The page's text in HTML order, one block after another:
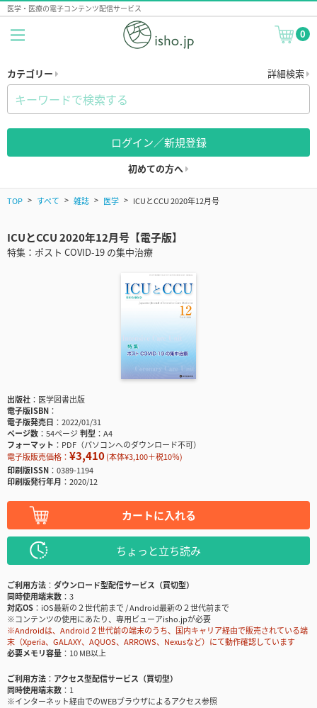
医学・医療の電子コンテンツ配信サービス
0
カテゴリー 詳細検索
ログイン／新規登録
初めての方へ
TOP すべて 雑誌 医学 ICUとCCU 2020年12月号
ICUとCCU 2020年12月号【電子版】
特集：ポスト COVID-19 の集中治療
出版社
医学図書出版
電子版ISBN
電子版発売日
2022/01/31
ページ数
54ページ判型
A4
フォーマット
PDF（パソコンへのダウンロード不可）
電子版販売価格： ¥3,410(本体¥3,100＋税10％)
印刷版ISSN
0389-1194
印刷版発行年月
2020/12
カートに入れる
ちょっと立ち読み
ご利用方法
ダウンロード型配信サービス（買切型）
同時使用端末数
3
対応OS
iOS最新の２世代前まで / Android最新の２世代前まで
※コンテンツの使用にあたり、専用ビューアisho.jpが必要
※Androidは、Android２世代前の端末のうち、国内キャリア経由で販売されている端
末（Xperia、GALAXY、AQUOS、ARROWS、Nexusなど）にて動作確認しています
必要メモリ容量
10 MB以上
ご利用方法
アクセス型配信サービス（買切型）
同時使用端末数
1
※インターネット経由でのWEBブラウザによるアクセス参照